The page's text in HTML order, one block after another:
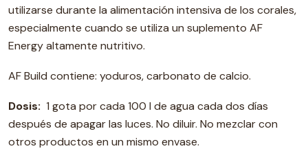
utilizarse durante la alimentación intensiva de los corales,
especialmente cuando se utiliza un suplemento AF
Energy altamente nutritivo.
AF Build contiene: yoduros, carbonato de calcio.
Dosis: 1 gota por cada 100 l de agua cada dos días
después de apagar las luces. No diluir. No mezclar con
otros productos en un mismo envase.